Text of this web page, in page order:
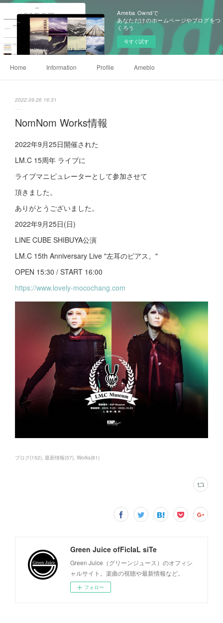
Ameba Owndで
あなただけのホームページやブログをつ
くろう
今すぐ試す
Home Information Profile Ameblo
2022.09.26 16:31
NomNom Works情報
2022年9月25日開催された
LM.C 15周年 ライブに
ライブマニピュレーターとして参加させて
頂きました。
ありがとうございました。
2022年9月25日(日)
LINE CUBE SHIBUYA公演
LM.C 15th Anniversary Live "左耳のピアス。"
OPEN 15:30 / START 16:00
https://www.lovely-mocochang.com
ブログ(152) 最新情報(57) Works(81)
Green Juice ofFicIaL siTe
Green Juice（グリーンジュース）のオフィシ
ャルサイト。楽曲の視聴や最新情報など。
フォロー